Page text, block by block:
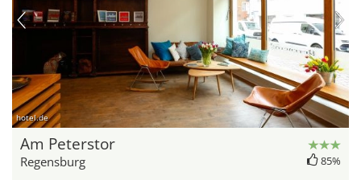
hotel.de
Am Peterstor
Regensburg 85%